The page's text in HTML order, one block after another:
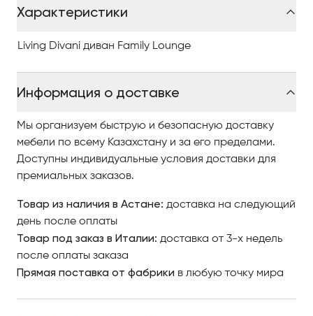
Home.
Характеристики
Living Divani диван Family Lounge
Информация о доставке
Мы организуем быструю и безопасную доставку
мебели по всему Казахстану и за его пределами.
Доступны индивидуальные условия доставки для
премиальных заказов.
Товар из наличия в Астане: доставка на следующий
день после оплаты
Товар под заказ в Италии: доставка от 3-х недель
после оплаты заказа
Прямая поставка от фабрики в любую точку мира